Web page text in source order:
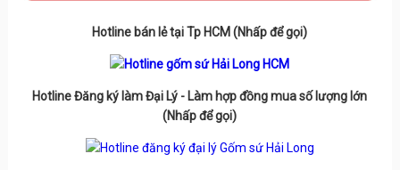
Hotline bán lẻ tại Tp HCM (Nhấp để gọi)
Hotline Đăng ký làm Đại Lý - Làm hợp đồng mua số lượng lớn
(Nhấp để gọi)